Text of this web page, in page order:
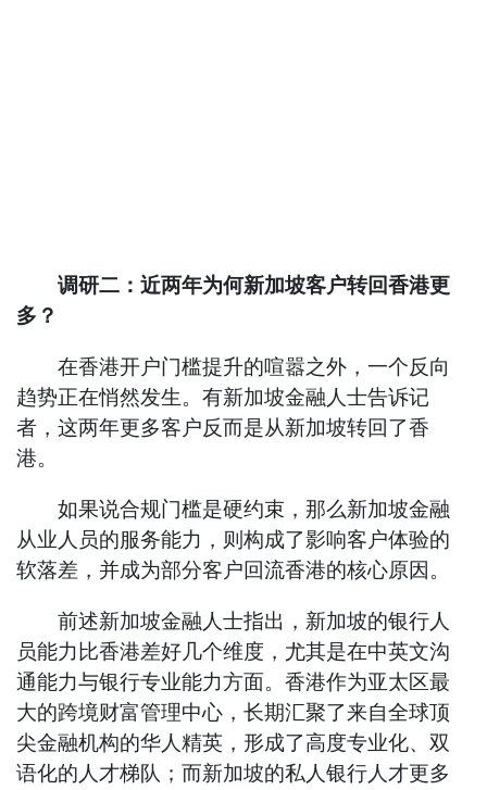
调研二：近两年为何新加坡客户转回香港更
多？
在香港开户门槛提升的喧嚣之外，一个反向
趋势正在悄然发生。有新加坡金融人士告诉记
者，这两年更多客户反而是从新加坡转回了香
港。
如果说合规门槛是硬约束，那么新加坡金融
从业人员的服务能力，则构成了影响客户体验的
软落差，并成为部分客户回流香港的核心原因。
前述新加坡金融人士指出，新加坡的银行人
员能力比香港差好几个维度，尤其是在中英文沟
通能力与银行专业能力方面。香港作为亚太区最
大的跨境财富管理中心，长期汇聚了来自全球顶
尖金融机构的华人精英，形成了高度专业化、双
语化的人才梯队；而新加坡的私人银行人才更多